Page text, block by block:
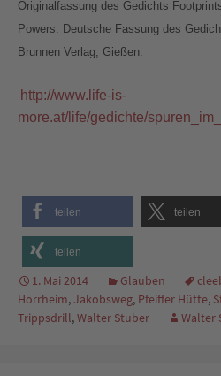
Originalfassung des Gedichts
Powers. Deutsche Fassung des
Brunnen Verlag, Gießen.
http://www.life-is-
more.at/life/gedichte/
teilen teilen
teilen
1. Mai 2014 Glauben
Horrheim, Jakobsweg, Pfeiffer Hütte,
Trippsdrill,Walter Stuber Walter